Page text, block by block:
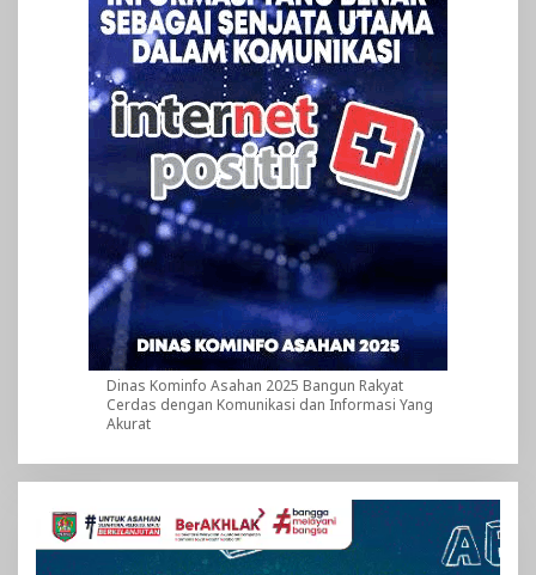
Dinas Kominfo Asahan 2025 Bangun Rakyat
Cerdas dengan Komunikasi dan Informasi Yang
Akurat
Pemutar
Video